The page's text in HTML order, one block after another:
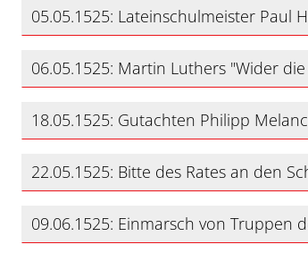
05.05.1525: Lateinschulmeister Paul
06.05.1525: Martin Luthers "Wider
18.05.1525: Gutachten Philipp
22.05.1525: Bitte des Rates an den
09.06.1525: Einmarsch von Truppen